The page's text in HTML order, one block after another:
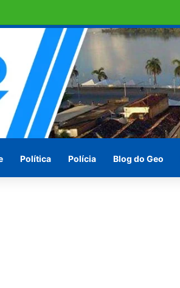
suspeita de estupro
Política Polícia Blog do Geo